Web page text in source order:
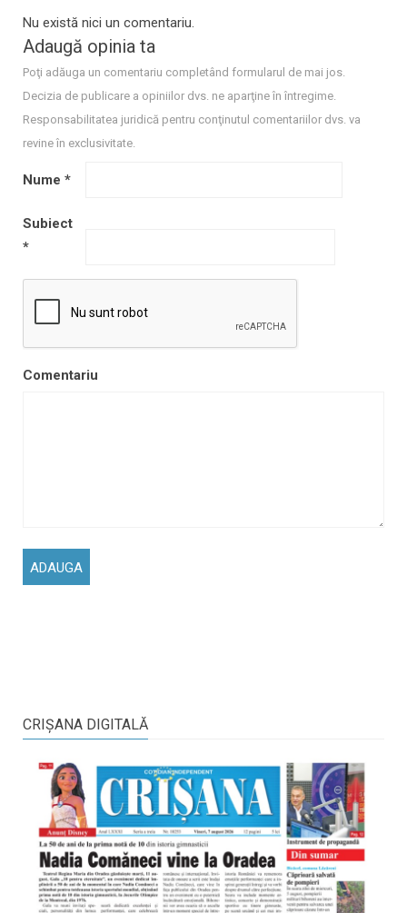
Nu există nici un comentariu.
Adaugă opinia ta
Poţi adăuga un comentariu completând formularul de mai jos.
Decizia de publicare a opiniilor dvs. ne aparţine în întregime.
Responsabilitatea juridică pentru conţinutul comentariilor dvs. va
revine în exclusivitate.
Nume *
Subiect
*
Comentariu
CRIŞANA DIGITALĂ